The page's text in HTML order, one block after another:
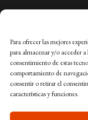
Para ofrecer las mejores
para almacenar y/o acceder
consentimiento de estas
comportamiento de
consentir o retirar el
características y funciones.